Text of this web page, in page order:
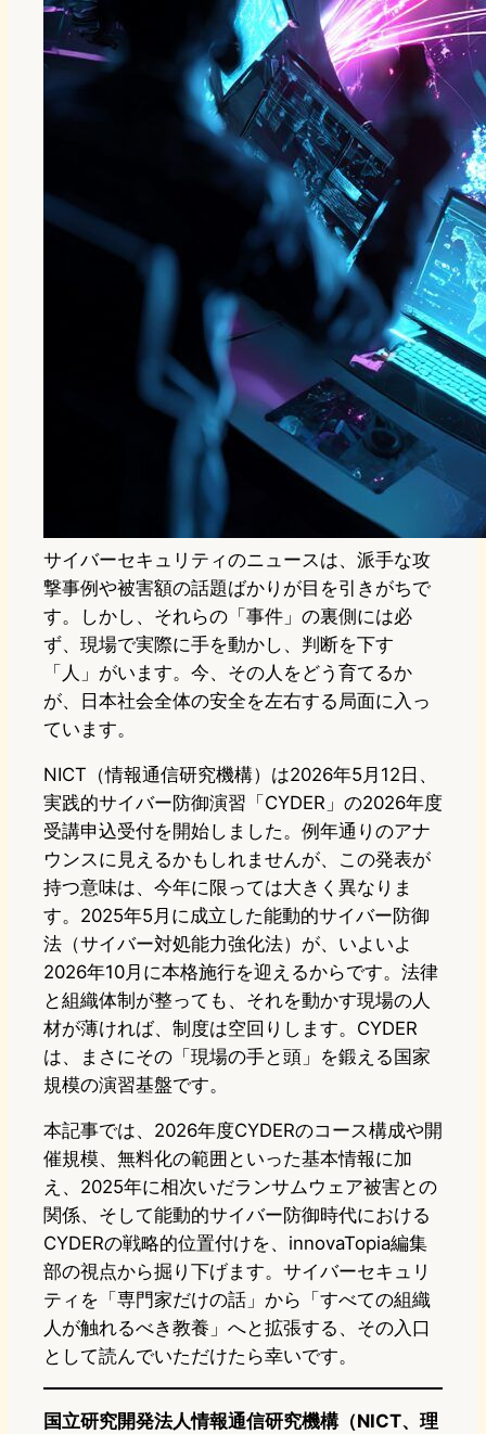
サイバーセキュリティのニュースは、派手な攻
撃事例や被害額の話題ばかりが目を引きがちで
す。しかし、それらの「事件」の裏側には必
ず、現場で実際に手を動かし、判断を下す
「人」がいます。今、その人をどう育てるか
が、日本社会全体の安全を左右する局面に入っ
ています。
NICT（情報通信研究機構）は2026年5月12日、
実践的サイバー防御演習「CYDER」の2026年度
受講申込受付を開始しました。例年通りのアナ
ウンスに見えるかもしれませんが、この発表が
持つ意味は、今年に限っては大きく異なりま
す。2025年5月に成立した能動的サイバー防御
法（サイバー対処能力強化法）が、いよいよ
2026年10月に本格施行を迎えるからです。法律
と組織体制が整っても、それを動かす現場の人
材が薄ければ、制度は空回りします。CYDER
は、まさにその「現場の手と頭」を鍛える国家
規模の演習基盤です。
本記事では、2026年度CYDERのコース構成や開
催規模、無料化の範囲といった基本情報に加
え、2025年に相次いだランサムウェア被害との
関係、そして能動的サイバー防御時代における
CYDERの戦略的位置付けを、innovaTopia編集
部の視点から掘り下げます。サイバーセキュリ
ティを「専門家だけの話」から「すべての組織
人が触れるべき教養」へと拡張する、その入口
として読んでいただけたら幸いです。
国立研究開発法人情報通信研究機構（NICT、理